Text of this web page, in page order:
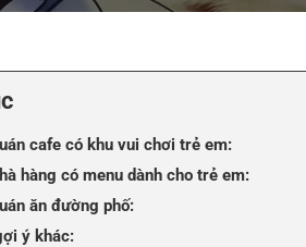
cafe có khu vui chơi trẻ em:
hàng có menu dành cho trẻ em:
ăn đường phố:
ý khác: